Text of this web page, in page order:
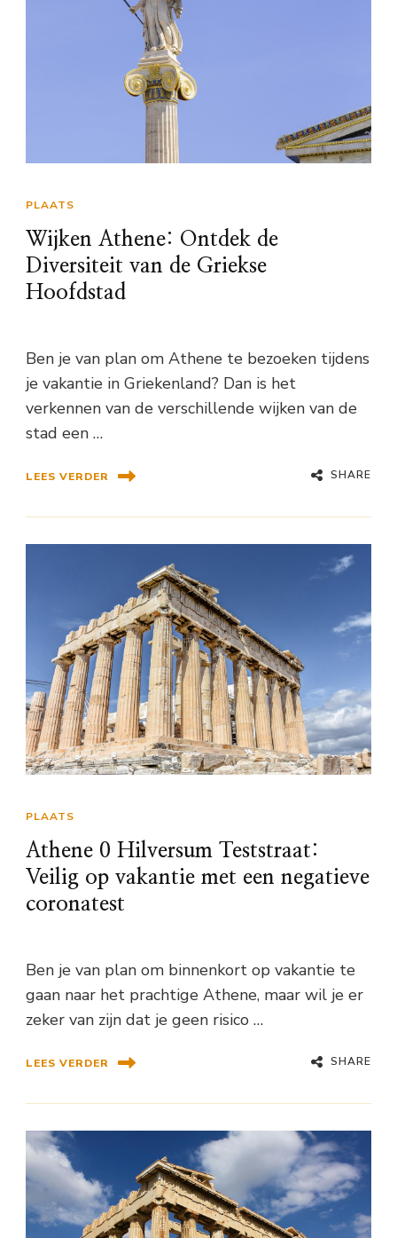
PLAATS
Wijken Athene: Ontdek de
Diversiteit van de Griekse
Hoofdstad
Ben je van plan om Athene te bezoeken tijdens
je vakantie in Griekenland? Dan is het
verkennen van de verschillende wijken van de
stad een …
LEES VERDER SHARE
PLAATS
Athene 0 Hilversum Teststraat:
Veilig op vakantie met een negatieve
coronatest
Ben je van plan om binnenkort op vakantie te
gaan naar het prachtige Athene, maar wil je er
zeker van zijn dat je geen risico …
LEES VERDER SHARE